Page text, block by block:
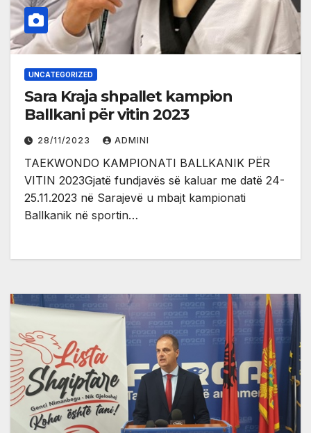
UNCATEGORIZED
Sara Kraja shpallet kampion
Ballkani për vitin 2023
28/11/2023 ADMINI
TAEKWONDO KAMPIONATI BALLKANIK PËR
VITIN 2023Gjatë fundjavës së kaluar me datë 24-
25.11.2023 në Sarajevë u mbajt kampionati
Ballkanik në sportin…